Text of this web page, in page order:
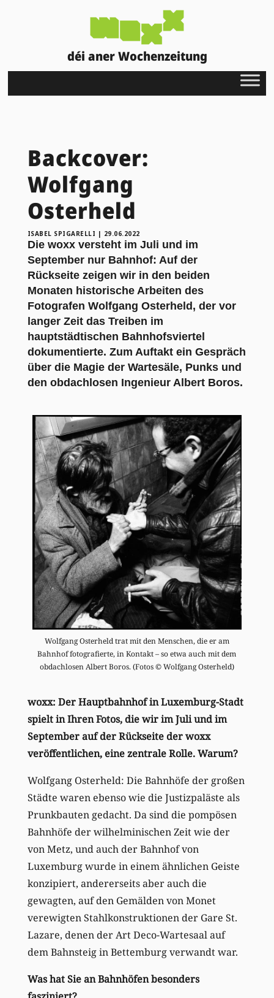
déi aner Wochenzeitung
Backcover:
Wolfgang
Osterheld
ISABEL SPIGARELLI | 29.06.2022
Die woxx versteht im Juli und im
September nur Bahnhof: Auf der
Rückseite zeigen wir in den beiden
Monaten historische Arbeiten des
Fotografen Wolfgang Osterheld, der vor
langer Zeit das Treiben im
hauptstädtischen Bahnhofsviertel
dokumentierte. Zum Auftakt ein Gespräch
über die Magie der Wartesäle, Punks und
den obdachlosen Ingenieur Albert Boros.
Wolfgang Osterheld trat mit den Menschen, die er am
Bahnhof fotografierte, in Kontakt – so etwa auch mit dem
obdachlosen Albert Boros. (Fotos © Wolfgang Osterheld)
woxx: Der Hauptbahnhof in Luxemburg-Stadt
spielt in Ihren Fotos, die wir im Juli und im
September auf der Rückseite der woxx
veröffentlichen, eine zentrale Rolle. Warum?
Wolfgang Osterheld: Die Bahnhöfe der großen
Städte waren ebenso wie die Justizpaläste als
Prunkbauten gedacht. Da sind die pompösen
Bahnhöfe der wilhelminischen Zeit wie der
von Metz, und auch der Bahnhof von
Luxemburg wurde in einem ähnlichen Geiste
konzipiert, andererseits aber auch die
gewagten, auf den Gemälden von Monet
verewigten Stahlkonstruktionen der Gare St.
Lazare, denen der Art Deco-Wartesaal auf
dem Bahnsteig in Bettemburg verwandt war.
Was hat Sie an Bahnhöfen besonders